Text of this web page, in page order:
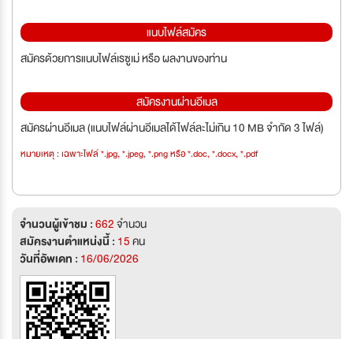
แนบไฟล์สมัคร
สมัครด้วยการแนบไฟล์เรซูเม่ หรือ ผลงานของท่าน
สมัครงานผ่านอีเมล
สมัครผ่านอีเมล (แนบไฟล์ผ่านอีเมลได้ไฟล์ละไม่เกิน 10 MB จำกัด 3 ไฟล์)
หมายเหตุ : เฉพาะไฟล์ *.jpg, *.jpeg, *.png หรือ *.doc, *.docx, *.pdf
จำนวนผู้เข้าชม :662จำนวน
สมัครงานตำแหน่งนี้ : 15คน
วันที่อัพเดท : 16/06/2026